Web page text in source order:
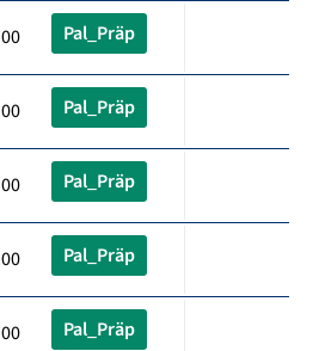
Pal_Präp
Pal_Präp
Pal_Präp
Pal_Präp
Pal_Präp